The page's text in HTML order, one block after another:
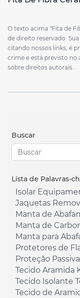
O texto acima "Fita de
de direito reservado.
citando nossos links, é
crime e está previsto no
sobre direitos autorais .
Buscar
Lista de Palavras-
Isolar
Jaquetas
Manta de
Manta de
Manta para
Protetores de
Proteção
Tecido Aramida
Tecido Isolante
Tecido de